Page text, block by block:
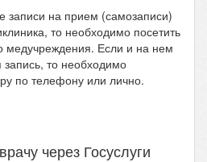
записи на прием (самозаписи)
то необходимо посетить
медучреждения. Если и на нем
запись, то необходимо
по телефону или лично.
через Госуслуги